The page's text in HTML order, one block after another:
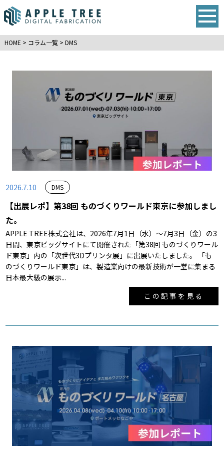
HOME > コラム一覧 > DMS
2026.7.10 DMS
【出展レポ】第38回 ものづくりワールド東京に参加しまし
た。
APPLE TREE株式会社は、2026年7月1日（水）～7月3日（金）の3
日間、東京ビッグサイトにて開催された「第38回 ものづくりワール
ド東京」内の「次世代3Dプリンタ展」に出展いたしました。 「も
のづくりワールド東京」は、製造業向けの最新技術が一堂に集まる
日本最大級の展示...
この記事を見る